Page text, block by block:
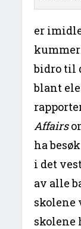
er
bidro til
blant
Affairs
ha
i det
av alle
skolene
skolene